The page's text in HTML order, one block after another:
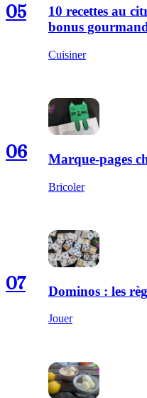
05
10 recettes au
bonus
Cuisiner
06 Marque-pages
Bricoler
07 Dominos : les
Jouer